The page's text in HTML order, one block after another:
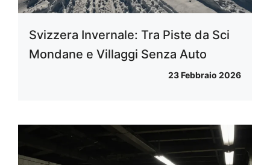
Svizzera Invernale: Tra Piste da Sci
Mondane e Villaggi Senza Auto
23 Febbraio 2026